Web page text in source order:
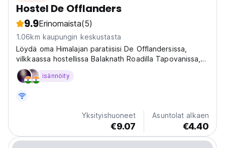
Hostel De Offlanders
9.9Erinomaista(5)
1.06km kaupungin keskustasta
Löydä oma Himalajan paratiisisi De Offlandersissa,
vilkkaassa hostellissa Balaknath Roadilla Tapovanissa,
Rishikeshissä! Vain kivenheiton päässä AYM Yoga
Schoolista tarjoamme täydellisen sekoituksen seikkailua
vuoristoilmaan,...
isännöity
Yksityishuoneet
€9.07
Asuntolat alkaen
€4.40